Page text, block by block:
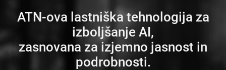
ATN-ova lastniška tehnologija za
izboljšanje AI,
zasnovana za izjemno jasnost in
podrobnosti.